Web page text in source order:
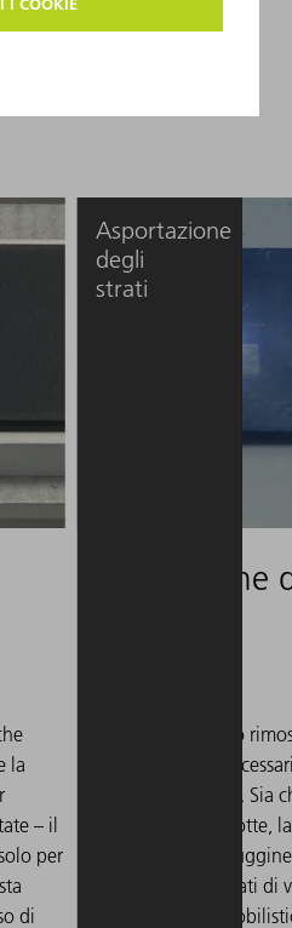
la
– il
per
di
Asportazione
degli
strati
Asportazione
Se gli strati vengono
selettivamente, è
massima attenzione. Sia
marcature giorno/notte,
impurità da rame,
l'asportazione di strati di
componenti